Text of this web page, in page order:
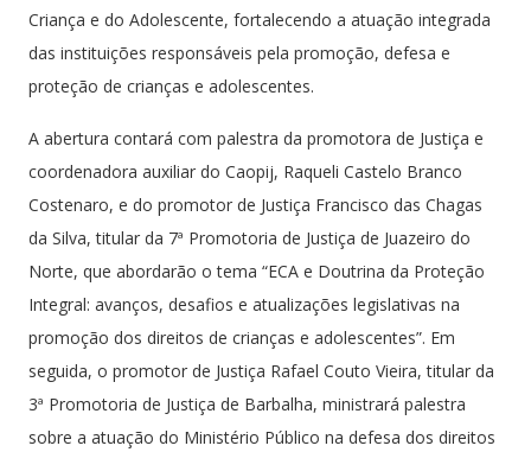
Criança e do Adolescente, fortalecendo a atuação integrada
das instituições responsáveis pela promoção, defesa e
proteção de crianças e adolescentes.
A abertura contará com palestra da promotora de Justiça e
coordenadora auxiliar do Caopij, Raqueli Castelo Branco
Costenaro, e do promotor de Justiça Francisco das Chagas
da Silva, titular da 7ª Promotoria de Justiça de Juazeiro do
Norte, que abordarão o tema “ECA e Doutrina da Proteção
Integral: avanços, desafios e atualizações legislativas na
promoção dos direitos de crianças e adolescentes”. Em
seguida, o promotor de Justiça Rafael Couto Vieira, titular da
3ª Promotoria de Justiça de Barbalha, ministrará palestra
sobre a atuação do Ministério Público na defesa dos direitos